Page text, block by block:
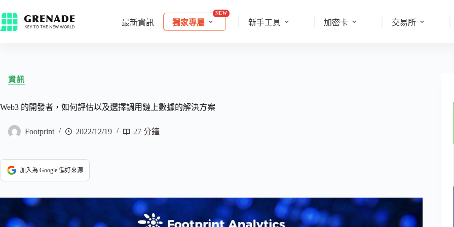
最新資訊 獨家專屬 新手工具 加密卡 交易所
資訊
Web3 的開發者，如何評估以及選擇調用鏈上數據的解決方案
Footprint 2022/12/19 27 分鐘
加入為 Google 偏好來源